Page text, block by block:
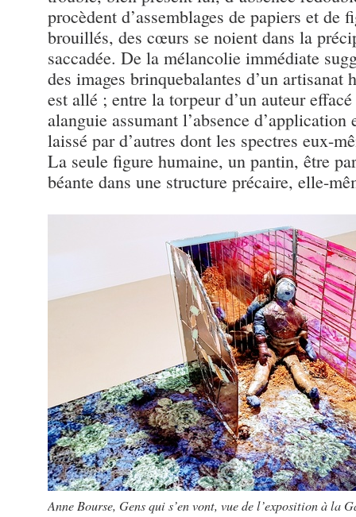
procèdent d’assemblages de papiers et de
brouillés, des cœurs se noient dans la
saccadée. De la mélancolie immédiate
des images brinquebalantes d’un artisanat
est allé ; entre la torpeur d’un auteur
alanguie assumant l’absence
laissé par d’autres dont les spectres eux-
La seule figure humaine, un pantin, être
béante dans une structure précaire, elle-
Anne Bourse, Gens qui s’en vont, vue de l’exposition à la